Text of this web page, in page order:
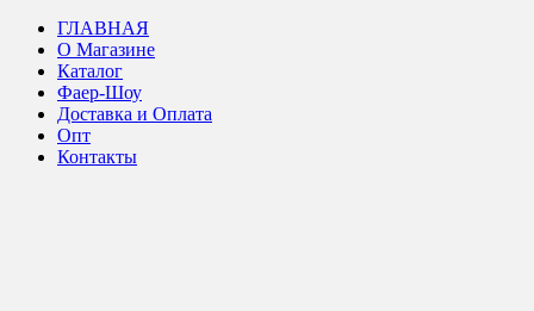
ГЛАВНАЯ
О Магазине
Каталог
Фаер-Шоу
Доставка и Оплата
Опт
Контакты